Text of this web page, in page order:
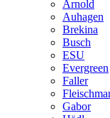
Arnold
Auhagen
Brekina
Busch
ESU
Evergreen
Faller
Gabor